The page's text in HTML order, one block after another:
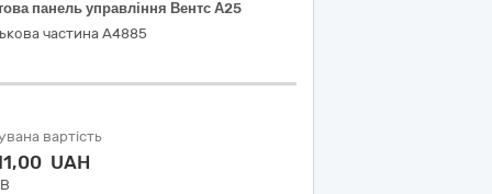
панель управління Вентс А25
частина А4885
вартість
UAH